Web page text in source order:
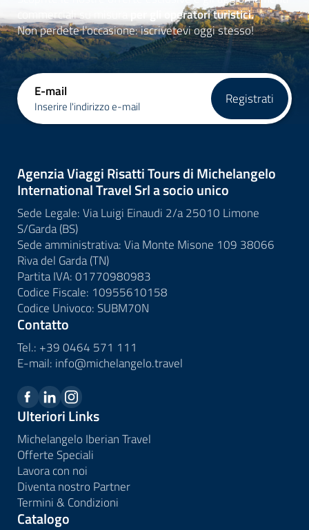
commerciali su misura
per gli operatori turistici.
Non perdete l'occasione: iscrivetevi oggi stesso!
E-mail
Inserire l'indirizzo e-mail Registrati
Agenzia Viaggi Risatti Tours di Michelangelo
International Travel Srl a socio unico
Sede Legale: Via Luigi Einaudi 2/a 25010 Limone
S/Garda (BS)
Sede amministrativa: Via Monte Misone 109 38066
Riva del Garda (TN)
Partita IVA: 01770980983
Codice Fiscale: 10955610158
Codice Univoco: SUBM70N
Contatto
Tel.: +39 0464 571 111
E-mail: info@michelangelo.travel
Ulteriori Links
Michelangelo Iberian Travel
Offerte Speciali
Lavora con noi
Diventa nostro Partner
Termini & Condizioni
Catalogo